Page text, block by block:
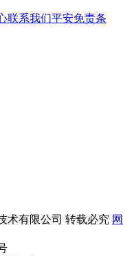
联系我们平安免责条
术有限公司 转载必究 网